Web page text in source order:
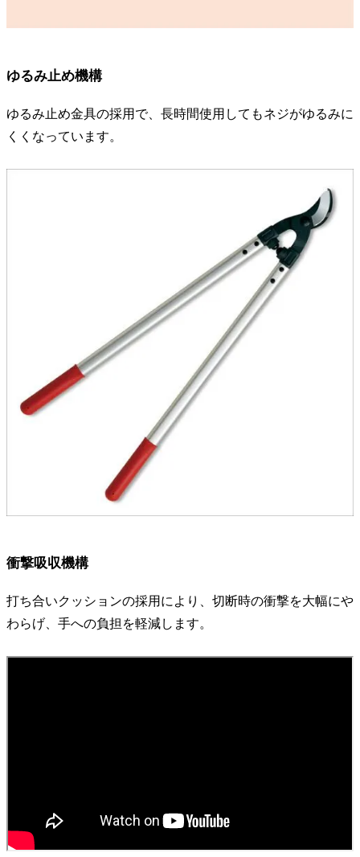
ゆるみ止め機構
ゆるみ止め金具の採用で、長時間使用してもネジがゆるみに
くくなっています。
衝撃吸収機構
打ち合いクッションの採用により、切断時の衝撃を大幅にや
わらげ、手への負担を軽減します。